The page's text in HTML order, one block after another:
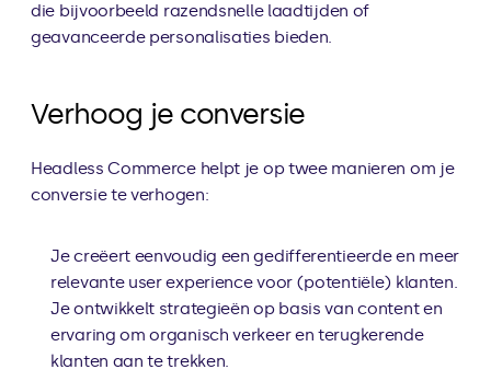
die bijvoorbeeld razendsnelle laadtijden of
geavanceerde personalisaties bieden.
Verhoog je conversie
Headless Commerce helpt je op twee manieren om je
conversie te verhogen:
Je creëert eenvoudig een gedifferentieerde en meer
relevante user experience voor (potentiële) klanten.
Je ontwikkelt strategieën op basis van content en
ervaring om organisch verkeer en terugkerende
klanten aan te trekken.